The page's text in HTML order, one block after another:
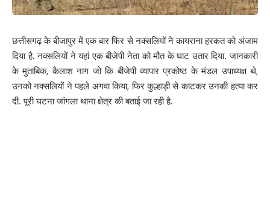
छत्तीसगढ़ के बीजापुर में एक बार फिर से नक्सलियों ने कायराना हरकत को अंजाम
दिया है. नक्सलियों ने यहां एक बीजेपी नेता को मौत के घाट उतार दिया. जानकारी
के मुताबिक, कैलाश नाग जो कि बीजेपी व्यापार प्रकोष्ठ के मंडल उपाध्यक्ष थे,
उनको नक्सलियों ने पहले अगवा किया, फिर कुल्हाड़ी से काटकर उनकी हत्या कर
दी. पूरी घटना जांगला थाना क्षेत्र की बताई जा रही है.